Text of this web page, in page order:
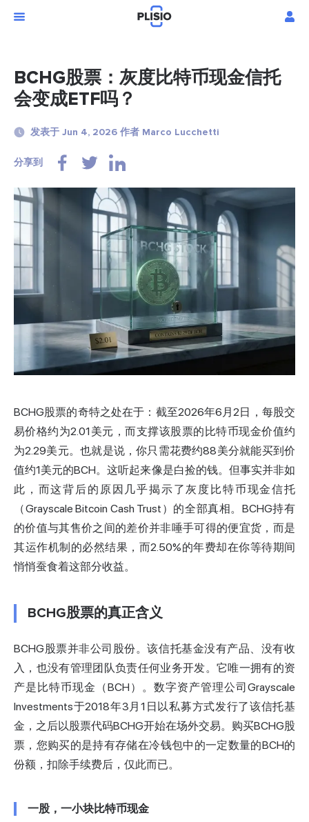
BCHG股票：灰度比特币现金信托
会变成ETF吗？
发表于 Jun 4, 2026 作者 Marco Lucchetti
分享到
BCHG股票的奇特之处在于：截至2026年6月2日，每股交
易价格约为2.01美元，而支撑该股票的 比特币现金价值约
为2.29美元。也就是说，你只需花费约88美分就能买到价
值约1美元的BCH。这听起来像是白捡的钱。但事实并非如
此，而这背后的原因几乎揭示了灰度比特币现金信托
（Grayscale Bitcoin Cash Trust）的全部真相。BCHG持有
的价值与其售价之间的差价并非唾手可得的便宜货，而是
其运作机制的必然结果，而2.50%的年费却在你等待期间
悄悄蚕食着这部分收益。
BCHG股票的真正含义
BCHG股票并非公司股份。该信托基金没有产品、没有收
入，也没有管理团队负责任何业务开发。它唯一拥有的资
产是比特币现金（BCH）。数字资产管理公司Grayscale
Investments于2018年3月1日以私募方式发行了该信托基
金，之后以股票代码BCHG开始在场外交易。购买BCHG股
票，您购买的是持有存储在冷钱包中的一定数量的BCH的
份额，扣除手续费后，仅此而已。
一股，一小块比特币现金